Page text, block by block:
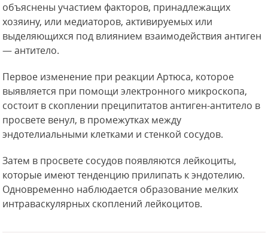
объяснены участием факторов, принадлежащих
хозяину, или медиаторов, активируемых или
выделяющихся под влиянием взаимодействия антиген
— антитело.
Первое изменение при реакции Артюса, которое
выявляется при помощи электронного микроскопа,
состоит в скоплении преципитатов антиген-антитело в
просвете венул, в промежутках между
эндотелиальными клетками и стенкой сосудов.
Затем в просвете сосудов появляются лейкоциты,
которые имеют тенденцию прилипать к эндотелию.
Одновременно наблюдается образование мелких
интраваскулярных скоплений лейкоцитов.